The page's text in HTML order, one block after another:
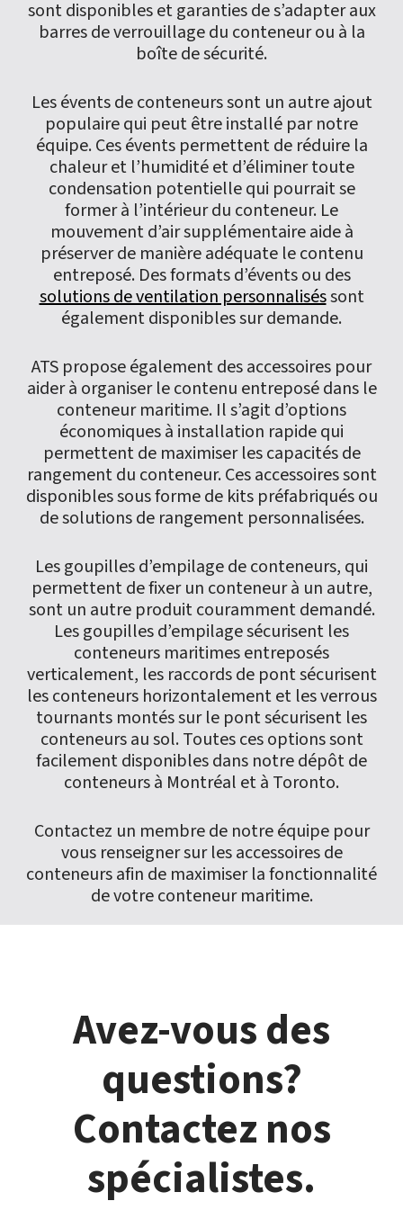
sont disponibles et garanties de s’adapter aux
barres de verrouillage du conteneur ou à la
boîte de sécurité.
Les évents de conteneurs sont un autre ajout
populaire qui peut être installé par notre
équipe. Ces évents permettent de réduire la
chaleur et l’humidité et d’éliminer toute
condensation potentielle qui pourrait se
former à l’intérieur du conteneur. Le
mouvement d’air supplémentaire aide à
préserver de manière adéquate le contenu
entreposé. Des formats d’évents ou des
solutions de ventilation personnaliséssont
également disponibles sur demande.
ATS propose également des accessoires pour
aider à organiser le contenu entreposé dans le
conteneur maritime. Il s’agit d’options
économiques à installation rapide qui
permettent de maximiser les capacités de
rangement du conteneur. Ces accessoires sont
disponibles sous forme de kits préfabriqués ou
de solutions de rangement personnalisées.
Les goupilles d’empilage de conteneurs, qui
permettent de fixer un conteneur à un autre,
sont un autre produit couramment demandé.
Les goupilles d’empilage sécurisent les
conteneurs maritimes entreposés
verticalement, les raccords de pont sécurisent
les conteneurs horizontalement et les verrous
tournants montés sur le pont sécurisent les
conteneurs au sol. Toutes ces options sont
facilement disponibles dans notre dépôt de
conteneurs à Montréal et à Toronto.
Contactez un membre de notre équipe pour
vous renseigner sur les accessoires de
conteneurs afin de maximiser la fonctionnalité
de votre conteneur maritime.
Avez-vous des
questions?
Contactez nos
spécialistes.